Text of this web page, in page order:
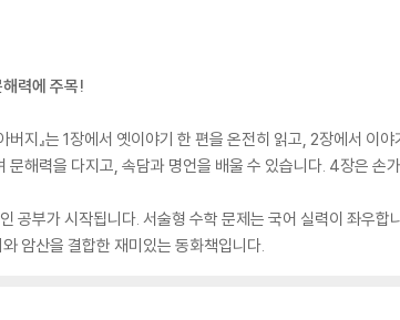
력에 주목!
버지』는 1장에서 옛이야기 한 편을 온전히 읽고, 2장에서
문해력을 다지고, 속담과 명언을 배울 수 있습니다. 4장은
공부가 시작됩니다. 서술형 수학 문제는 국어 실력이 좌우
암산을 결합한 재미있는 동화책입니다.